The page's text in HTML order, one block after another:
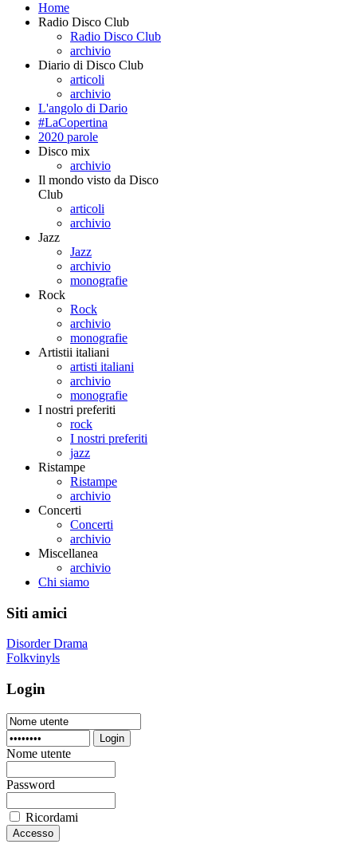
Home
Radio Disco Club
Radio Disco Club
archivio
Diario di Disco Club
articoli
archivio
L'angolo di Dario
#LaCopertina
2020 parole
Disco mix
archivio
Il mondo visto da Disco
Club
articoli
archivio
Jazz
Jazz
archivio
monografie
Rock
Rock
archivio
monografie
Artistii italiani
artisti italiani
archivio
monografie
I nostri preferiti
rock
I nostri preferiti
jazz
Ristampe
Ristampe
archivio
Concerti
Concerti
archivio
Miscellanea
archivio
Chi siamo
Siti amici
Disorder Drama
Folkvinyls
Login
Login
Nome utente
Password
Ricordami